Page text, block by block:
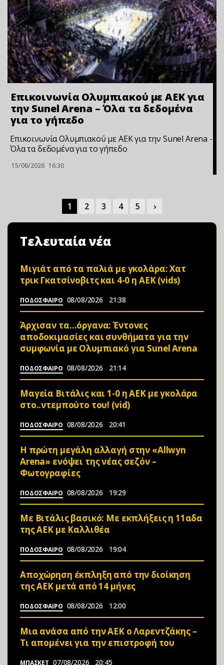
Επικοινωνία Ολυμπιακού με ΑΕΚ για
την Sunel Arena – Όλα τα δεδομένα
για το γήπεδο
Επικοινωνία Ολυμπιακού με ΑΕΚ για την Sunel Arena -
Όλα τα δεδομένα για το γήπεδο
15/06/2026 16:30
1 2 3 4 5 ›
Τελευταία νέα
Μιγιάτ από τα παλιά με γκολάρα: Χατ
τρικ Γκατσίνοβιτς και 4-0 η ΑΕΚ (vids)
ΠΟΔΟΣΦΑΙΡΟ 08/08/2026 21:38
Άρχισαν τα…όργανα: Έντονες
αποδοκιμασίες και συνθήματα για την
συμφωνία με Ολυμπιακό για Sunel Arena
ΠΟΔΟΣΦΑΙΡΟ 08/08/2026 21:14
Μαγεία Βιτάλις και 1-0 η ΑΕΚ με γκολάρα
στο..ντεμπούτο του! (vid)
ΠΟΔΟΣΦΑΙΡΟ 08/08/2026 20:41
Η πρώτη μεγάλη αλλαγή στην «Αllwyn
Arena» ενόψει της νέας σεζόν –
Φωτoγραφίες
ΠΟΔΟΣΦΑΙΡΟ 08/08/2026 19:29
Mε Βιτάλις βασικό: Με εκπλήξεις η 11αδα
της ΑΕΚ με Καλλιθέα
ΠΟΔΟΣΦΑΙΡΟ 08/08/2026 19:04
Αποχώρηση έκπληξη από την διοίκηση
της ΑΕΚ μετά από 14 μήνες
ΠΟΔΟΣΦΑΙΡΟ 08/08/2026 12:00
Μια ανάσα από την ΑΕΚ ο Λαρεντζάκης –
Τι απομένει για την επιστροφή του
ΜΠΑΣΚΕΤ 07/08/2026 20:45